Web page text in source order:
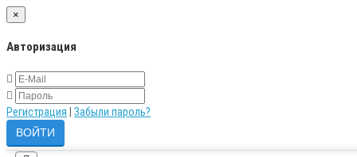
×
Авторизация
Регистрация Забыли пароль?